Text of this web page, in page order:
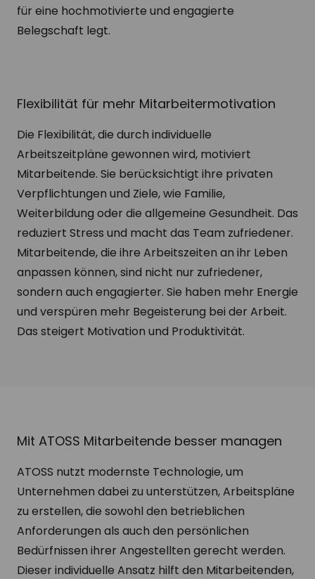
für eine hochmotivierte und engagierte
Belegschaft legt.
Flexibilität für mehr Mitarbeitermotivation
Die Flexibilität, die durch individuelle
Arbeitszeitpläne gewonnen wird, motiviert
Mitarbeitende. Sie berücksichtigt ihre privaten
Verpflichtungen und Ziele, wie Familie,
Weiterbildung oder die allgemeine Gesundheit. Das
reduziert Stress und macht das Team zufriedener.
Mitarbeitende, die ihre Arbeitszeiten an ihr Leben
anpassen können, sind nicht nur zufriedener,
sondern auch engagierter. Sie haben mehr Energie
und verspüren mehr Begeisterung bei der Arbeit.
Das steigert Motivation und Produktivität.
Mit ATOSS Mitarbeitende besser managen
ATOSS nutzt modernste Technologie, um
Unternehmen dabei zu unterstützen, Arbeitspläne
zu erstellen, die sowohl den betrieblichen
Anforderungen als auch den persönlichen
Bedürfnissen ihrer Angestellten gerecht werden.
Dieser individuelle Ansatz hilft den Mitarbeitenden,